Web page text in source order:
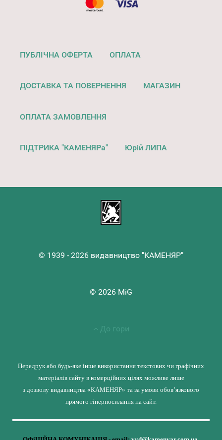
ПУБЛІЧНА ОФЕРТА ОПЛАТА
ДОСТАВКА ТА ПОВЕРНЕННЯ МАГАЗИН
ОПЛАТА ЗАМОВЛЕННЯ
ПІДТРИКА "КАМЕНЯРа" Юрій ЛИПА
© 1939 - 2026 видавництво "КАМЕНЯР"
© 2026 MiG
До гори
Передрук або будь-яке інше використання текстових чи графічних
матеріалів сайту в комерційних цілях можливе лише
з дозволу видавництва «КАМЕНЯР» та за умови обов’язкового
прямого гіперпосилання на сайт.